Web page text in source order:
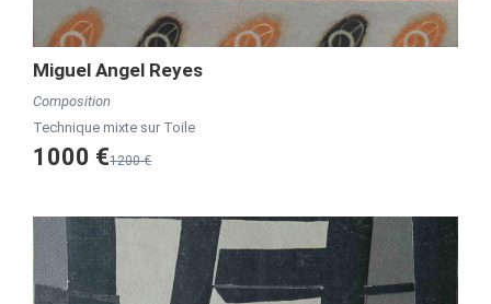
Miguel Angel Reyes
Composition
Technique mixte sur Toile
1000 €1200 €